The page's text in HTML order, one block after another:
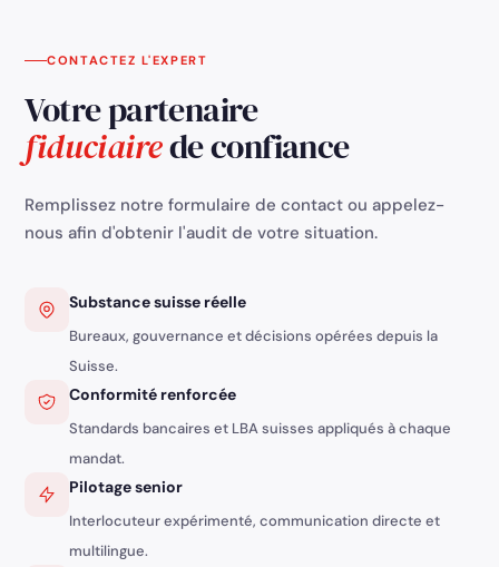
CONTACTEZ L'EXPERT
Votre partenaire
fiduciairede confiance
Remplissez notre formulaire de contact ou appelez-
nous afin d'obtenir l'audit de votre situation.
Substance suisse réelle
Bureaux, gouvernance et décisions opérées depuis la
Suisse.
Conformité renforcée
Standards bancaires et LBA suisses appliqués à chaque
mandat.
Pilotage senior
Interlocuteur expérimenté, communication directe et
multilingue.